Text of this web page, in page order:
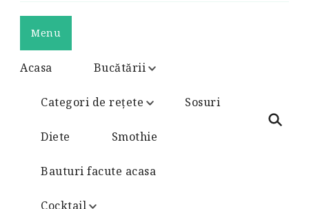
Menu
Acasa Bucătării
Categori de rețete Sosuri
Diete Smothie
Bauturi facute acasa
Cocktail